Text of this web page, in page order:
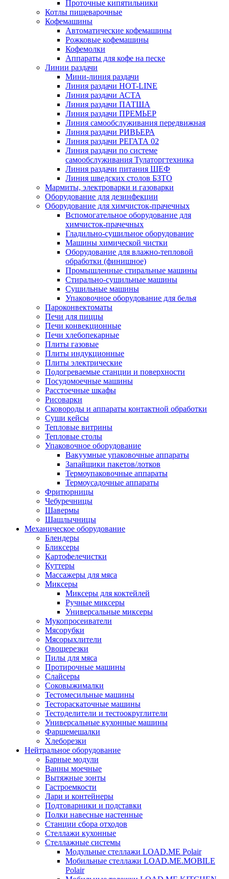
Проточные кипятильники
Котлы пищеварочные
Кофемашины
Автоматические кофемашины
Рожковые кофемашины
Кофемолки
Аппараты для кофе на песке
Линии раздачи
Мини-линия раздачи
Линия раздачи HOT-LINE
Линия раздачи АСТА
Линия раздачи ПАТША
Линия раздачи ПРЕМЬЕР
Линия самообслуживания передвижная
Линия раздачи РИВЬЕРА
Линия раздачи РЕГАТА 02
Линия раздачи по системе
самообслуживания Тулаторгтехника
Линия раздачи питания ШЕФ
Линия шведских столов БЗТО
Мармиты, электроварки и газоварки
Оборудование для дезинфекции
Оборудование для химчисток-прачечных
Вспомогательное оборудование для
химчисток-прачечных
Гладильно-сушильное оборудование
Машины химической чистки
Оборудование для влажно-тепловой
обработки (финишное)
Промышленные стиральные машины
Стирально-сушильные машины
Сушильные машины
Упаковочное оборудование для белья
Пароконвектоматы
Печи для пиццы
Печи конвекционные
Печи хлебопекарные
Плиты газовые
Плиты индукционные
Плиты электрические
Подогреваемые станции и поверхности
Посудомоечные машины
Расстоечные шкафы
Рисоварки
Сковороды и аппараты контактной обработки
Суши кейсы
Тепловые витрины
Тепловые столы
Упаковочное оборудование
Вакуумные упаковочные аппараты
Запайщики пакетов/лотков
Термоупаковочные аппараты
Термоусадочные аппараты
Фритюрницы
Чебуречницы
Шавермы
Шашлычницы
Механическое оборудование
Блендеры
Бликсеры
Картофелечистки
Куттеры
Массажеры для мяса
Миксеры
Миксеры для коктейлей
Ручные миксеры
Универсальные миксеры
Мукопросеиватели
Мясорубки
Мясорыхлители
Овощерезки
Пилы для мяса
Протирочные машины
Слайсеры
Соковыжималки
Тестомесильные машины
Тестораскаточные машины
Тестоделители и тестоокруглители
Универсальные кухонные машины
Фаршемешалки
Хлеборезки
Нейтральное оборудование
Барные модули
Ванны моечные
Вытяжные зонты
Гастроемкости
Лари и контейнеры
Подтоварники и подставки
Полки навесные настенные
Станции сбора отходов
Стеллажи кухонные
Стеллажные системы
Модульные стеллажи LOAD.ME Polair
Мобильные стеллажи LOAD.ME.MOBILE
Polair